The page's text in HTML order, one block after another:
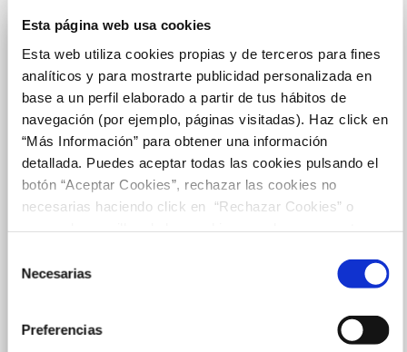
Esta página web usa cookies
Esta web utiliza cookies propias y de terceros para fines
analíticos y para mostrarte publicidad personalizada en
base a un perfil elaborado a partir de tus hábitos de
navegación (por ejemplo, páginas visitadas). Haz click en
“Más Información” para obtener una información
detallada. Puedes aceptar todas las cookies pulsando el
botón “Aceptar Cookies”, rechazar las cookies no
necesarias haciendo click en “Rechazar Cookies” o
Necesarias
Preferencias